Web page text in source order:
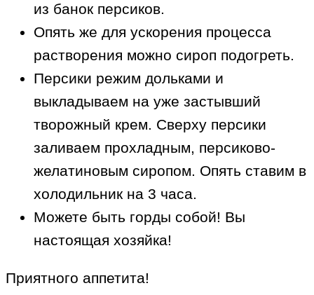
из банок персиков.
Опять же для ускорения процесса
растворения можно сироп подогреть.
Персики режим дольками и
выкладываем на уже застывший
творожный крем. Сверху персики
заливаем прохладным, персиково-
желатиновым сиропом. Опять ставим в
холодильник на 3 часа.
Можете быть горды собой! Вы
настоящая хозяйка!
Приятного аппетита!